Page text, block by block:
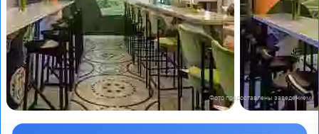
Фото предоставлены заведением